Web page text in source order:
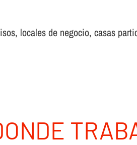
locales de negocio, casas